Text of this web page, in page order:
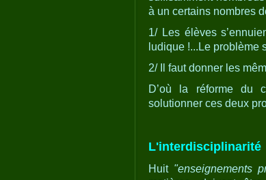
à un certains nombres
1/ Les élèves
ludique !...Le problème
2/ Il faut donner les
D’où la réforme du
solutionner ces deux
L'interdisciplinarité
Huit "enseignements